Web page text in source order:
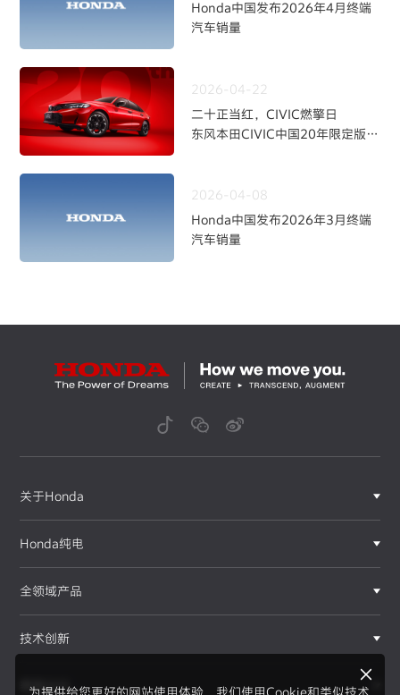
Honda中国发布2026年4月终端
汽车销量
2026-04-22
二十正当红，CIVIC燃擎日
东风本田CIVIC中国20年限定版焕
2026-04-08
Honda中国发布2026年3月终端
汽车销量
为提供给您更好的网站使用体验，我们使用Cookie和类似技术
关于Honda
Honda纯电
全领域产品
技术创新
赛事运动